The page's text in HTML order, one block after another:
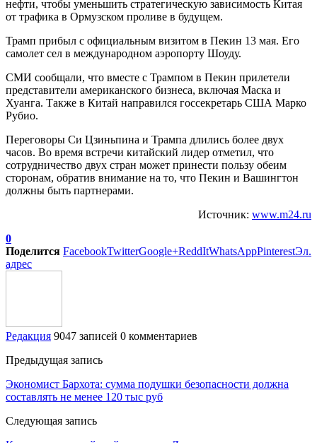
нефти, чтобы уменьшить стратегическую зависимость Китая
от трафика в Ормузском проливе в будущем.
Трамп прибыл с официальным визитом в Пекин 13 мая. Его
самолет сел в международном аэропорту Шоуду.
СМИ сообщали, что вместе с Трампом в Пекин прилетели
представители американского бизнеса, включая Маска и
Хуанга. Также в Китай направился госсекретарь США Марко
Рубио.
Переговоры Си Цзиньпина и Трампа длились более двух
часов. Во время встречи китайский лидер отметил, что
сотрудничество двух стран может принести пользу обеим
сторонам, обратив внимание на то, что Пекин и Вашингтон
должны быть партнерами.
Источник: www.m24.ru
0
Поделится FacebookTwitterGoogle+ReddItWhatsAppPinterestЭл.
адрес
Редакция 9047 записей 0 комментариев
Предыдущая запись
Экономист Бархота: сумма подушки безопасности должна
составлять не менее 120 тыс руб
Следующая запись